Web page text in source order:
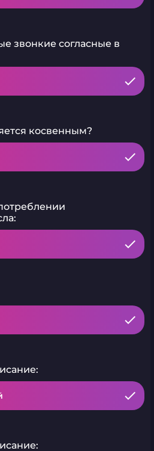
звонкие согласные в
косвенным?